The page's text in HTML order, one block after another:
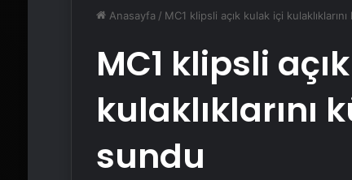
Anasayfa / MC1 klipsli açık kulak içi
MC1 klipsli
kulaklıklarını
sundu